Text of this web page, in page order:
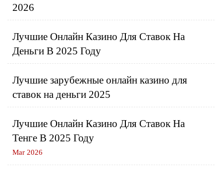
2026
Лучшие Онлайн Казино Для Ставок На
Деньги В 2025 Году
Лучшие зарубежные онлайн казино для
ставок на деньги 2025
Лучшие Онлайн Казино Для Ставок На
Тенге В 2025 Году
Mar 2026